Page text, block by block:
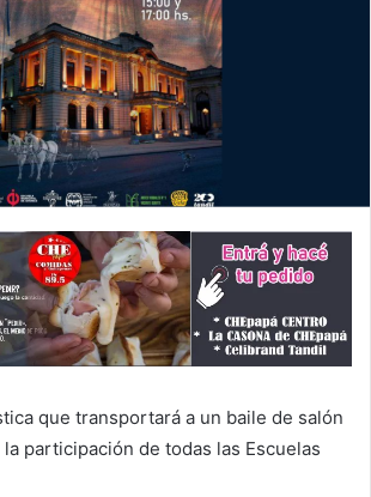
que transportará a un baile de salón
participación de todas las Escuelas